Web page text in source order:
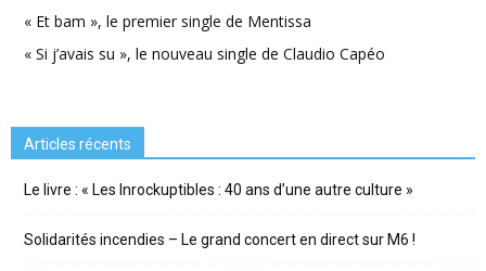
« Et bam », le premier single de Mentissa
« Si j’avais su », le nouveau single de Claudio Capéo
Articles récents
Le livre : « Les Inrockuptibles : 40 ans d’une autre culture »
Solidarités incendies – Le grand concert en direct sur M6 !